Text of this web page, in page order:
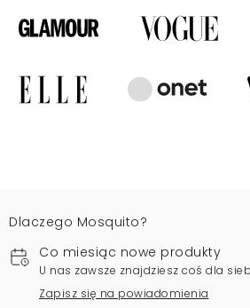
Dlaczego Mosquito?
Co miesiąc nowe produkty
U nas zawsze znajdziesz coś dla
Zapisz się na powiadomienia